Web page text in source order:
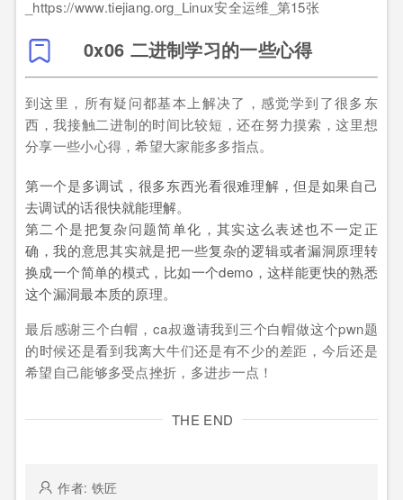
0x06 二进制学习的一些心得
到这里，所有疑问都基本上解决了，感觉学到了很多东
西，我接触二进制的时间比较短，还在努力摸索，这里想
分享一些小心得，希望大家能多多指点。
第一个是多调试，很多东西光看很难理解，但是如果自己
去调试的话很快就能理解。
第二个是把复杂问题简单化，其实这么表述也不一定正
确，我的意思其实就是把一些复杂的逻辑或者漏洞原理转
换成一个简单的模式，比如一个demo，这样能更快的熟悉
这个漏洞最本质的原理。
最后感谢三个白帽，ca叔邀请我到三个白帽做这个pwn题
的时候还是看到我离大牛们还是有不少的差距，今后还是
希望自己能够多受点挫折，多进步一点！
THE END
作者: 铁匠